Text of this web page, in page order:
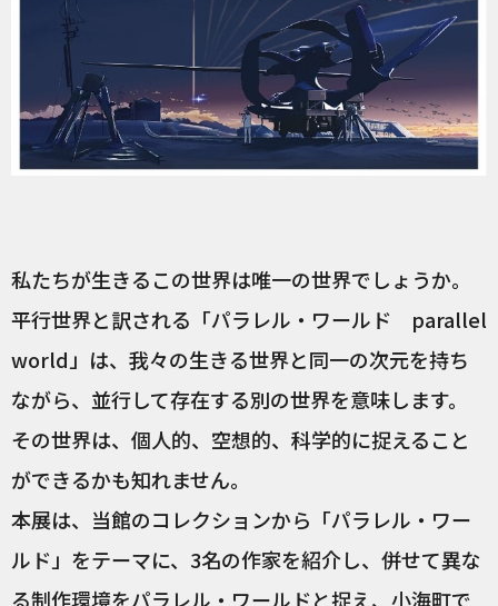
私たちが生きるこの世界は唯一の世界でしょうか。
平行世界と訳される「パラレル・ワールド parallel
world」は、我々の生きる世界と同一の次元を持ち
ながら、並行して存在する別の世界を意味します。
その世界は、個人的、空想的、科学的に捉えること
ができるかも知れません。
本展は、当館のコレクションから「パラレル・ワー
ルド」をテーマに、3名の作家を紹介し、併せて異な
る制作環境をパラレル・ワールドと捉え、小海町で